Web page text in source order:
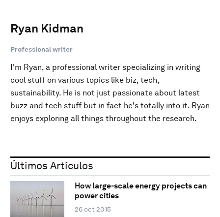
Ryan Kidman
Professional writer
I'm Ryan, a professional writer specializing in writing
cool stuff on various topics like biz, tech,
sustainability. He is not just passionate about latest
buzz and tech stuff but in fact he's totally into it. Ryan
enjoys exploring all things throughout the research.
Últimos Artículos
How large-scale energy projects can
power cities
26 oct 2015